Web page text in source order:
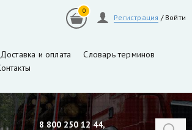
Регистрация / Войти
0
Доставка и оплата
Словарь терминов
8 800 250 12 44,